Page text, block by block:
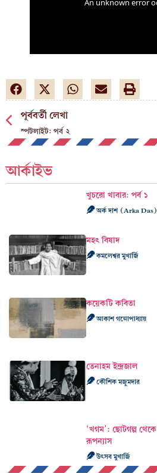
পূর্ববর্তী লেখা
স্পটলাইট: পর্ব ২
আর্কাইভ
খুচরো খাবার: পর্ব ১
অর্ক দাশ (Arka Das)
মহৎ বিষাদ
কমলেশ্বর মুখার্জি
কয়েকটি কবিতা
আকাশ গঙ্গোপাধ্যায়
তেনাহম ইন্দ্রজাল
কৌশিক মজুমদার
‘খগম’: ছোটগল্প থেকে
রূপন্যাস
উৎসব মুখার্জি